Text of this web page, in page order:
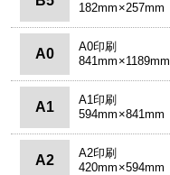
182mm×257mm
A0
A0印刷
841mm×1189mm
A1
A1印刷
594mm×841mm
A2
A2印刷
420mm×594mm